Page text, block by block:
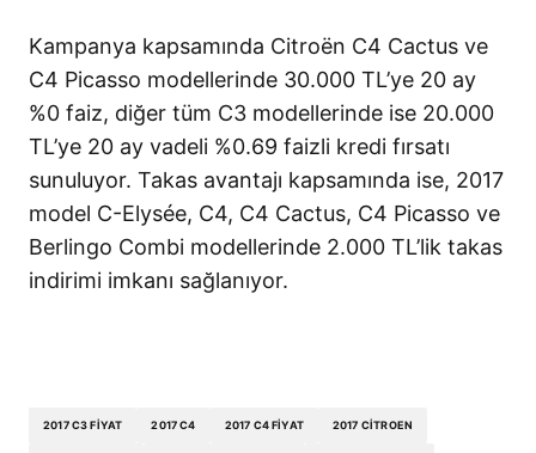
Kampanya kapsamında Citroën C4 Cactus ve
C4 Picasso modellerinde 30.000 TL’ye 20 ay
%0 faiz, diğer tüm C3 modellerinde ise 20.000
TL’ye 20 ay vadeli %0.69 faizli kredi fırsatı
sunuluyor. Takas avantajı kapsamında ise, 2017
model C-Elysée, C4, C4 Cactus, C4 Picasso ve
Berlingo Combi modellerinde 2.000 TL’lik takas
indirimi imkanı sağlanıyor.
2017 C3 FIYAT 2017 C4 2017 C4 FIYAT 2017 CITROEN